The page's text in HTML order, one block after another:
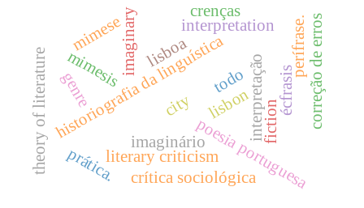
historiografia da linguística interpretação
lisbon
city
imaginary
poesia portuguesa
lisboa
imaginário
interpretation
mimesis
fiction
literary criticism
theory of literature
mimese
écfrasis
crítica sociológica
prática.
crenças
correção de erros
genre
perífrase.
todo